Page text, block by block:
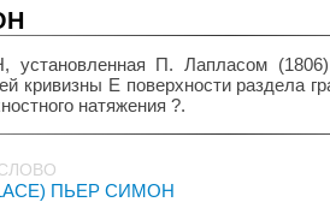
П. Лапласом (1806)
кривизны E поверхности раздела
натяжения ?.
ПЬЕР СИМОН